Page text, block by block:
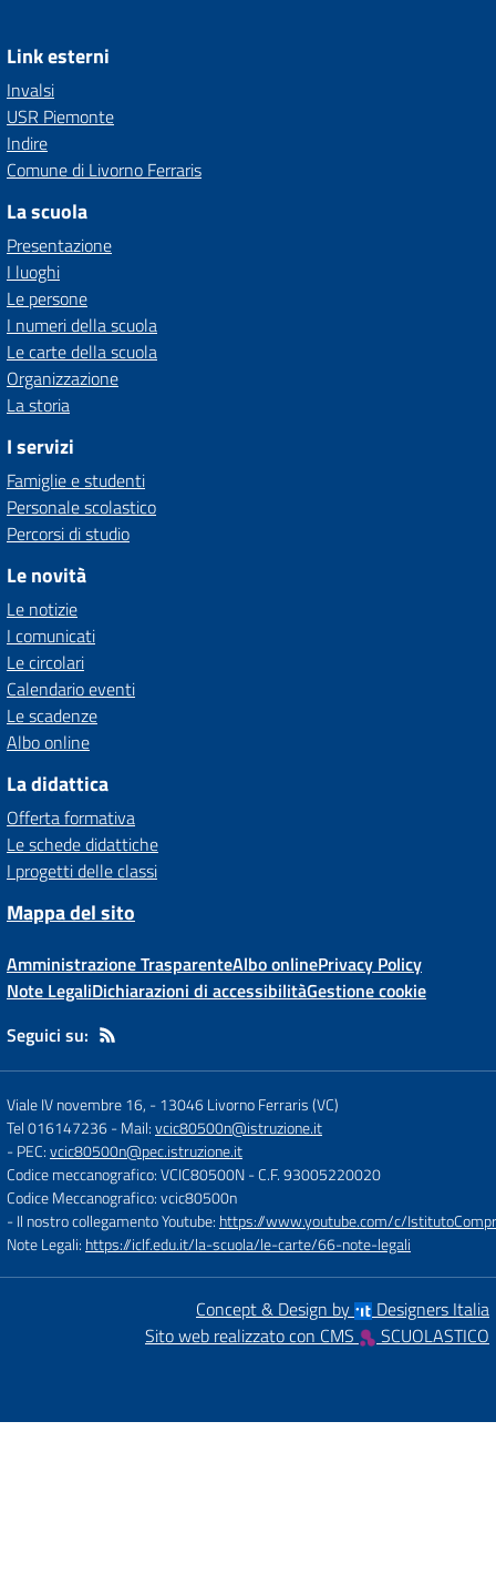
Link esterni
Invalsi
USR Piemonte
Indire
Comune di Livorno Ferraris
La scuola
Presentazione
I luoghi
Le persone
I numeri della scuola
Le carte della scuola
Organizzazione
La storia
I servizi
Famiglie e studenti
Personale scolastico
Percorsi di studio
Le novità
Le notizie
I comunicati
Le circolari
Calendario eventi
Le scadenze
Albo online
La didattica
Offerta formativa
Le schede didattiche
I progetti delle classi
Mappa del sito
Amministrazione TrasparenteAlbo onlinePrivacy Policy
Note LegaliDichiarazioni di accessibilitàGestione cookie
Seguici su:
Viale IV novembre 16, -13046 Livorno Ferraris (VC)
Tel 016147236- Mail:vcic80500n@istruzione.it
- PEC:vcic80500n@pec.istruzione.it
Codice meccanografico: VCIC80500N- C.F. 93005220020
Codice Meccanografico: vcic80500n
- Il nostro collegamento Youtube: https://www.youtube.com/c/
Note Legali: https://iclf.edu.it/la-scuola/le-carte/66-note-legali
Concept & Design by
Designers Italia
Sito web realizzato con CMS
SCUOLASTICO